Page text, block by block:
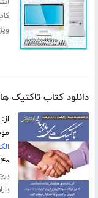
دانلود کتاب تاکتیک
۴۰ صفحه